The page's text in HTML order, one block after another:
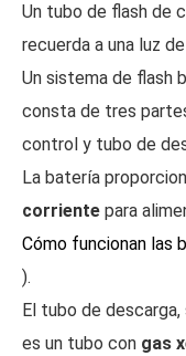
Un tubo de flash de
recuerda a una luz
Un sistema de flash
consta de tres
control y tubo de
La batería
corriente para
Cómo funcionan las
).
El tubo de
es un tubo con gas